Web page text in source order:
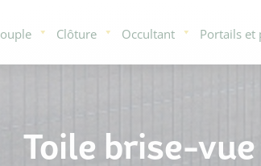
Clôture Occultant Portails et
Toile brise-vue